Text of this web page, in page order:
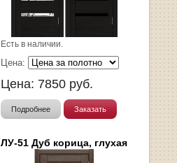
Есть в наличии.
Цена:
Цена: 7850 руб.
Подробнее Заказать
ЛУ-51 Дуб корица, глухая